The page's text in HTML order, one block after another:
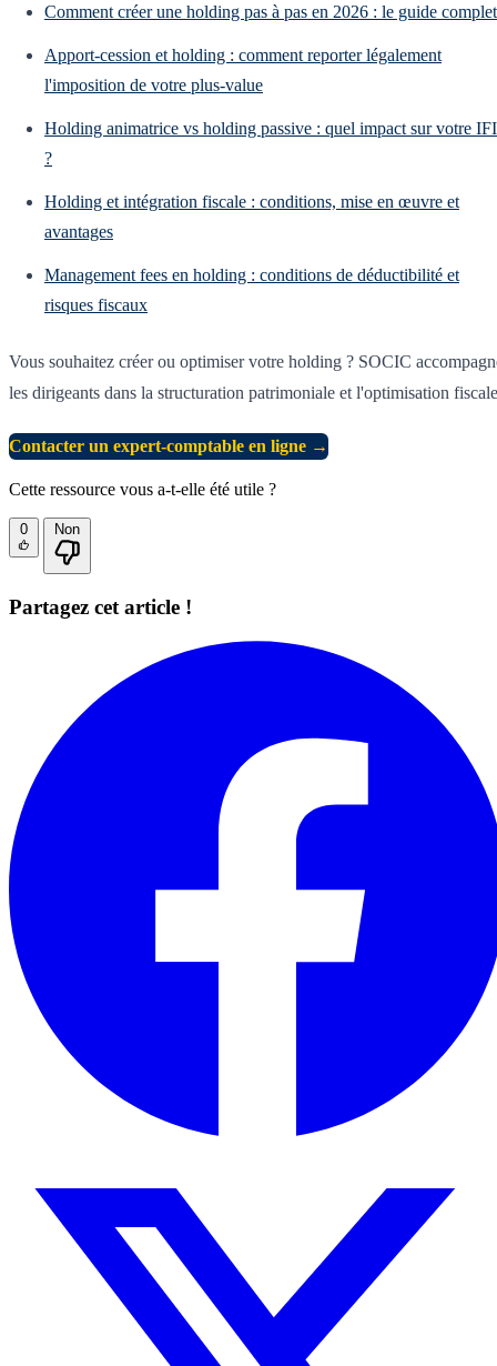
Comment créer une holding pas à pas en 2026 : le guide complet
Apport-cession et holding : comment reporter légalement
l'imposition de votre plus-value
Holding animatrice vs holding passive : quel impact sur votre IFI
?
Holding et intégration fiscale : conditions, mise en œuvre et
avantages
Management fees en holding : conditions de déductibilité et
risques fiscaux
Vous souhaitez créer ou optimiser votre holding ? SOCIC
les dirigeants dans la structuration patrimoniale et l'optimisation
Contacter un expert-comptable en ligne →
Cette ressource vous a-t-elle été utile ?
0
Partagez cet article !